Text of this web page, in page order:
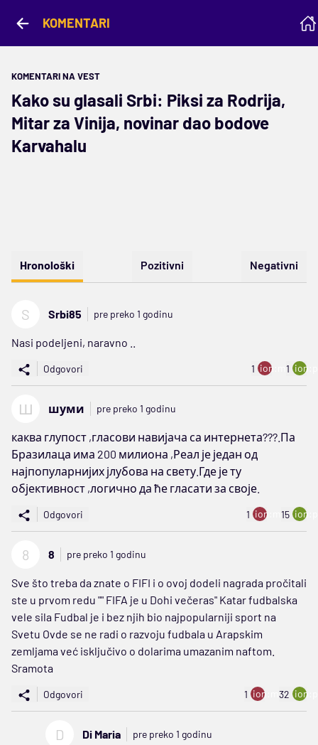
KOMENTARI
KOMENTARI NA VEST
Kako su glasali Srbi: Piksi za Rodrija,
Mitar za Vinija, novinar dao bodove
Karvahalu
Hronološki Pozitivni Negativni
S Srbi85 pre preko 1 godinu
Nasi podeljeni, naravno ..
Odgovori 1 ion:minus
1
Ш шуми pre preko 1 godinu
каква глупост ,гласови навијача са интернета???.Па
Бразилаца има 200 милиона ,Реал је један од
најпопуларнијих јлубова на свету.Где је ту
објективност ,логично да ће гласати за своје.
Odgovori 1 ion:minus
15
8 8 pre preko 1 godinu
Sve što treba da znate o FIFI i o ovoj dodeli nagrada pročitali
ste u prvom redu "" FIFA je u Dohi večeras" Katar fudbalska
vele sila Fudbal je i bez njih bio najpopularniji sport na
Svetu Ovde se ne radi o razvoju fudbala u Arapskim
zemljama već isključivo o dolarima umazanim naftom.
Sramota
Odgovori 1 ion:minus
32
D Di Maria pre preko 1 godinu